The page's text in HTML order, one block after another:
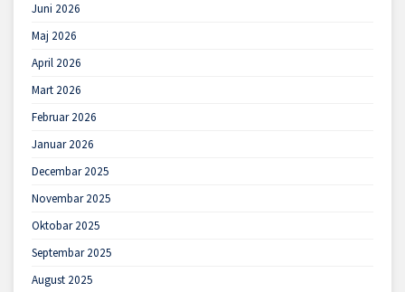
Juni 2026
Maj 2026
April 2026
Mart 2026
Februar 2026
Januar 2026
Decembar 2025
Novembar 2025
Oktobar 2025
Septembar 2025
August 2025